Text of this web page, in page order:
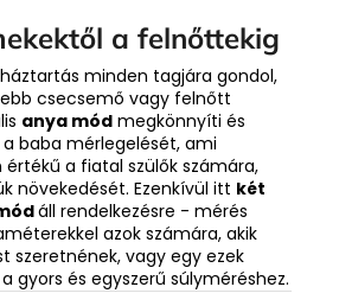
a felnőttekig
minden tagjára gondol,
csecsemő vagy felnőtt
anya mód megkönnyíti és
baba mérlegelését, ami
a fiatal szülők számára,
növekedését. Ezenkívül itt két
áll rendelkezésre - mérés
azok számára, akik
szeretnének, vagy egy ezek
gyors és egyszerű súlyméréshez.